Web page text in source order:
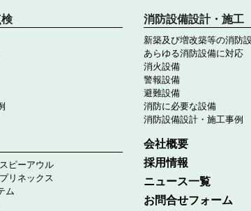
消防設備設計・施工
新築及び増改築等の消防
あらゆる消防設備に対応
消火設備
警報設備
避難設備
消防に必要な設備
消防設備設計・施工事例
ピーアウル
リネックス
ム
会社概要
採用情報
ニュース一覧
お問合せフォーム